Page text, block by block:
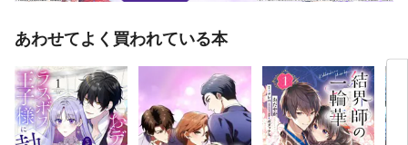
あわせてよく買われている本